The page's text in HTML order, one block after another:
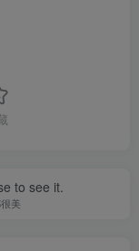
to see it.
美